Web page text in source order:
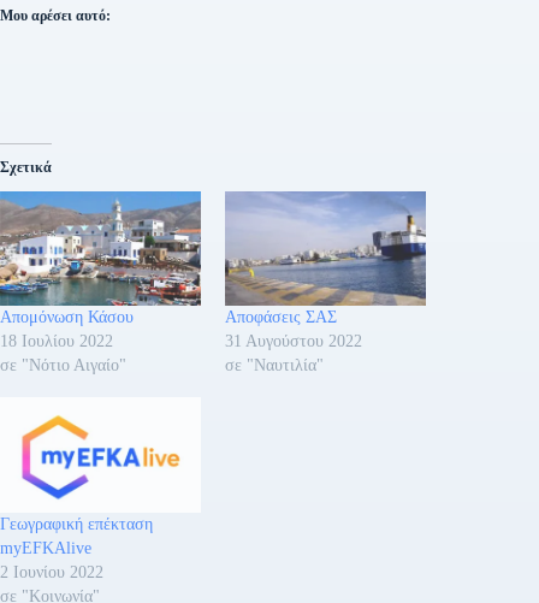
Μου αρέσει αυτό:
Σχετικά
Απομόνωση Κάσου
18 Ιουλίου 2022
σε "Νότιο Αιγαίο"
Αποφάσεις ΣΑΣ
31 Αυγούστου 2022
σε "Ναυτιλία"
Γεωγραφική επέκταση
myEFKAlive
2 Ιουνίου 2022
σε "Κοινωνία"